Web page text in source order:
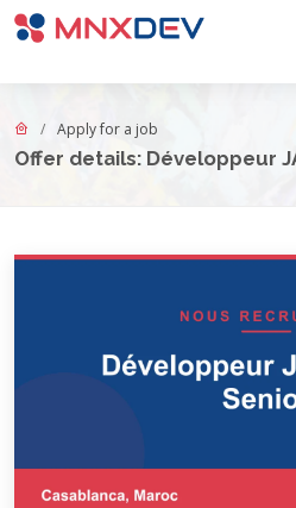
Go to main content
Apply for a job
Offer details: Développeur